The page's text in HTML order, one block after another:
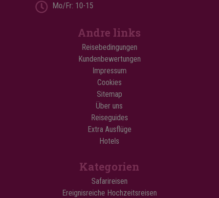
Mo/Fr: 10-15
Andre links
Reisebedingungen
Kundenbewertungen
Impressum
Cookies
Sitemap
Über uns
Reiseguides
Extra Ausflüge
Hotels
Kategorien
Safarireisen
Ereignisreiche Hochzeitsreisen